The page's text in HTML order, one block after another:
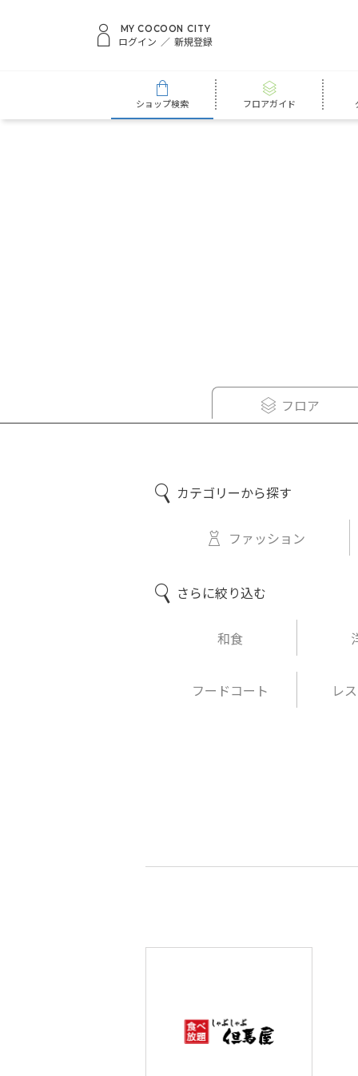
MY COCOON CITY
ログイン 新規登録
ショップ検索 フロアガイド
フロア
カテゴリーから探す
ファッション
さらに絞り込む
和食
フードコート レ